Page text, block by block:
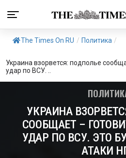
The Times On RU / Политика /
Украина взорвется: подполье
удар по ВСУ. ..
УКРАИНА
СООБЩАЕТ –
УДАР ПО ВСУ. ЭТО
АТАКИ